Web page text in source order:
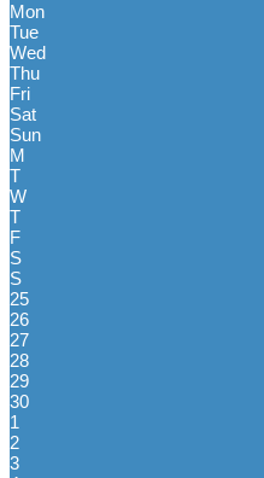
Mon
Tue
Wed
Thu
Fri
Sat
Sun
M
T
W
T
F
S
S
25
26
27
28
29
30
1
2
3